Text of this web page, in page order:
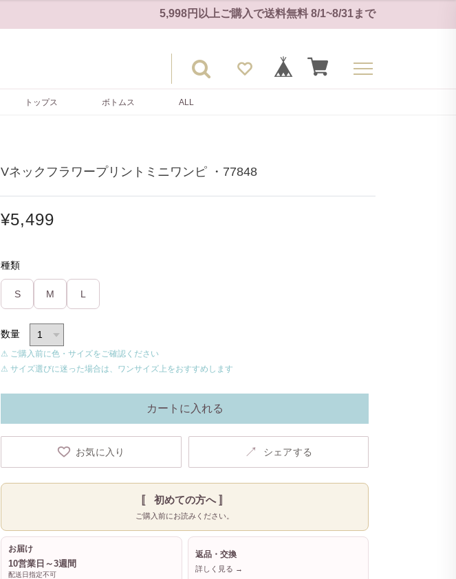
5,998円以上ご購入で送料無料 8/1~8/31まで
トップス ボトムス ALL
Vネックフラワープリントミニワンピ ・77848
¥5,499
種類
S M L
数量
⚠ ご購入前に色・サイズをご確認ください
⚠ サイズ選びに迷った場合は、ワンサイズ上をおすすめします
カートに入れる
お気に入り ↗ シェアする
〚 初めての方へ 〛
ご購入前にお読みください。
お届け
10営業日～3週間
配送日指定不可
返品・交換
詳しく見る →